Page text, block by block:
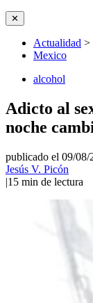
✕
Actualidad >
Mexico
alcohol
Adicto al
noche
publicado el 09/08/
Jesús V. Picón
|15 min de lectura